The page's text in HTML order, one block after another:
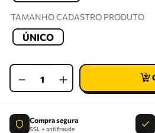
TAMANHO CADASTRO PRODUTO
ÚNICO
＋
－
Compra segura
SSL + antifraude